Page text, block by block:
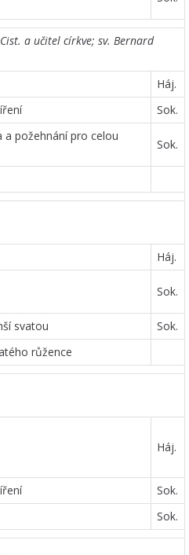
a učitel církve; sv. Bernard
Háj.
Sok.
a požehnání pro celou
Sok.
Háj.
Sok.
svatou
Sok.
růžence
Háj.
Sok.
Sok.